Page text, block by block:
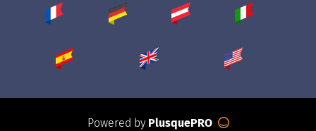
Powered by PlusquePRO